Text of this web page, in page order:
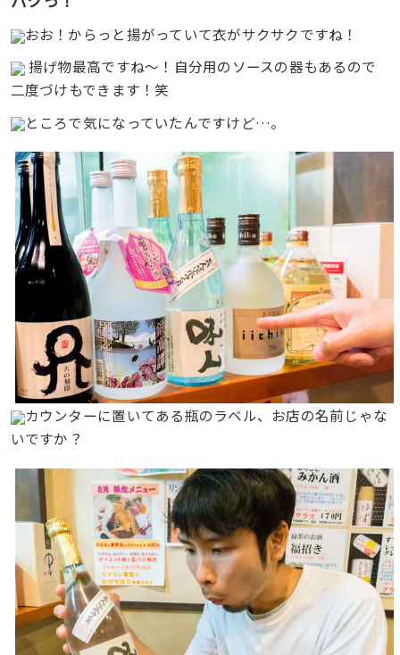
おお！からっと揚がっていて衣がサクサクですね！
揚げ物最高ですね〜！自分用のソースの器もあるので
二度づけもできます！笑
ところで気になっていたんですけど…。
カウンターに置いてある瓶のラベル、お店の名前じゃな
いですか？